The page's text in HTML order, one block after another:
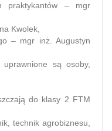
praktykantów – mgr
Kwolek,
– mgr inż. Augustyn
są osoby,
do klasy 2 FTM
technik agrobiznesu,